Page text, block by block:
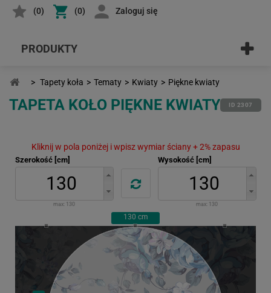
(0) (0) Zaloguj się
PRODUKTY
> Tapety koła > Tematy > Kwiaty > Piękne kwiaty
TAPETA KOŁO PIĘKNE KWIATY ID 2307
Kliknij w pola poniżej i wpisz wymiar ściany + 2% zapasu
Szerokość [cm]
max: 130
Wysokość [cm]
max: 130
130 cm